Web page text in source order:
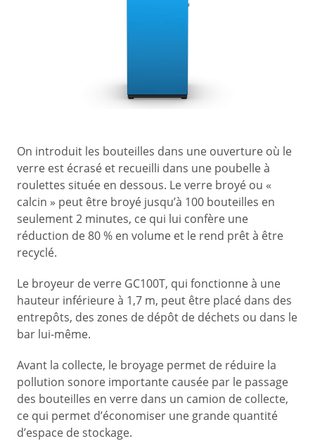
On introduit les bouteilles dans une ouverture où le
verre est écrasé et recueilli dans une poubelle à
roulettes située en dessous. Le verre broyé ou «
calcin » peut être broyé jusqu’à 100 bouteilles en
seulement 2 minutes, ce qui lui confère une
réduction de 80 % en volume et le rend prêt à être
recyclé.
Le broyeur de verre GC100T, qui fonctionne à une
hauteur inférieure à 1,7 m, peut être placé dans des
entrepôts, des zones de dépôt de déchets ou dans le
bar lui-même.
Avant la collecte, le broyage permet de réduire la
pollution sonore importante causée par le passage
des bouteilles en verre dans un camion de collecte,
ce qui permet d’économiser une grande quantité
d’espace de stockage.